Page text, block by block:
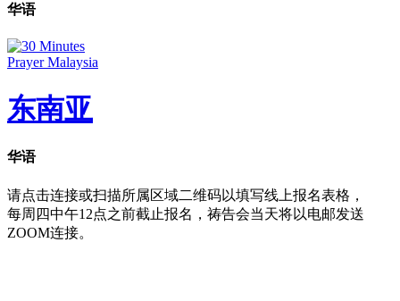
华语
东南亚
华语
请点击连接或扫描所属区域二维码以填写线上报名表格，
每周四中午12点之前截止报名，祷告会当天将以电邮发送
ZOOM连接。